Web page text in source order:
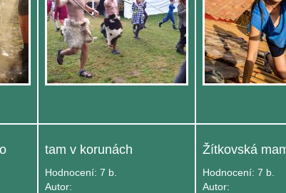
tam v korunách
Hodnocení: 7 b.
Autor:
Hodnocení: 7 b.
Autor: